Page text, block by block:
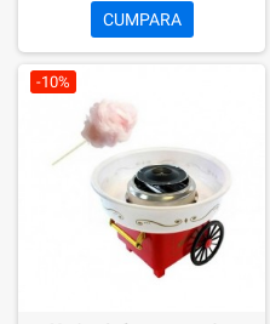
CUMPARA
-10%